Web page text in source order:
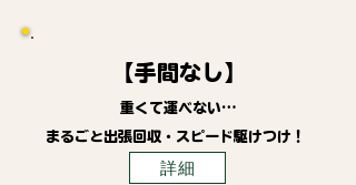
【手間なし】
重くて運べない…
まるごと出張回収・スピード駆けつけ！
詳細